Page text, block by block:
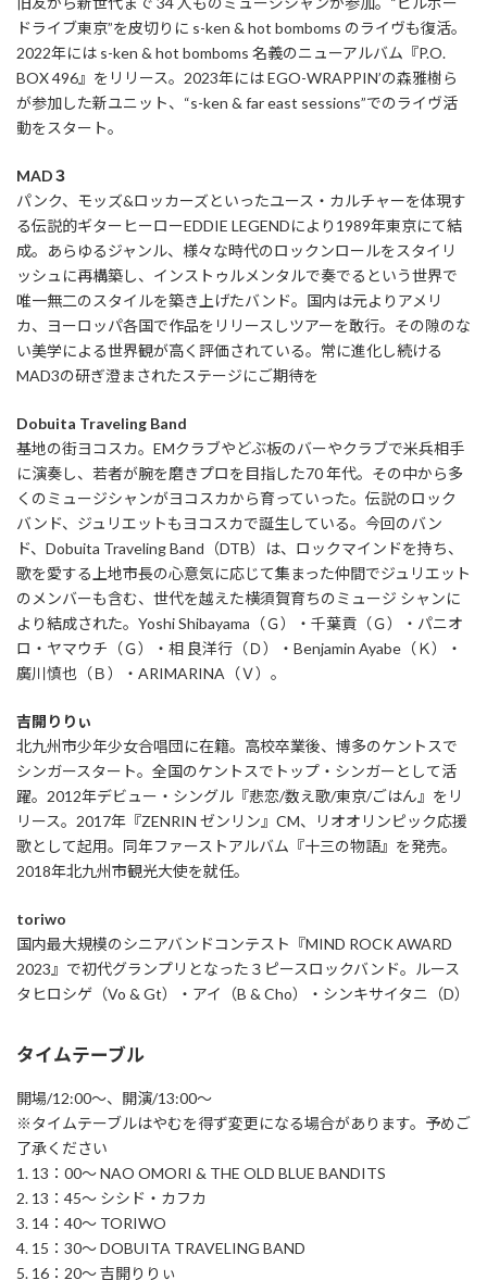
ドライブ東京”を皮切りに s-ken & hot bomboms のライヴも復活。
2022年には s-ken & hot bomboms 名義のニューアルバム『P.O.
BOX 496』をリリース。2023年には EGO-WRAPPIN’の森雅樹ら
が参加した新ユニット、“s-ken & far east sessions”でのライヴ活
動をスタート。
MAD３
パンク、モッズ&ロッカーズといったユース・カルチャーを体現す
る伝説的ギターヒーローEDDIE LEGENDにより1989年東京にて結
成。あらゆるジャンル、様々な時代のロックンロールをスタイリ
ッシュに再構築し、インストゥルメンタルで奏でるという世界で
唯一無二のスタイルを築き上げたバンド。国内は元よりアメリ
カ、ヨーロッパ各国で作品をリリースしツアーを敢行。その隙のな
い美学による世界観が高く評価されている。常に進化し続ける
MAD3の研ぎ澄まされたステージにご期待を
Dobuita Traveling Band
基地の街ヨコスカ。EMクラブやどぶ板のバーやクラブで米兵相手
に演奏し、若者が腕を磨きプロを目指した70 年代。その中から多
くのミュージシャンがヨコスカから育っていった。伝説のロック
バンド、ジュリエットもヨコスカで誕生している。今回のバン
ド、Dobuita Traveling Band（DTB）は、ロックマインドを持ち、
歌を愛する上地市長の心意気に応じて集まった仲間でジュリエット
のメンバーも含む、世代を越えた横須賀育ちのミュージ シャンに
より結成された。Yoshi Shibayama（Ｇ）・千葉貢（Ｇ）・パニオ
ロ・ヤマウチ（Ｇ）・相 良洋行（Ｄ）・Benjamin Ayabe（Ｋ）・
廣川慎也（Ｂ）・ARIMARINA（Ｖ）。
吉開りりぃ
北九州市少年少女合唱団に在籍。高校卒業後、博多のケントスで
シンガースタート。全国のケントスでトップ・シンガーとして活
躍。2012年デビュー・シングル『悲恋/数え歌/東京/ごはん』をリ
リース。2017年『ZENRIN ゼンリン』CM、リオオリンピック応援
歌として起用。同年ファーストアルバム『十三の物語』を発売。
2018年北九州市観光大使を就任。
toriwo
国内最大規模のシニアバンドコンテスト『MIND ROCK AWARD
2023』で初代グランプリとなった３ピースロックバンド。ルース
タヒロシゲ（Vo & Gt）・アイ（B & Cho）・シンキサイタニ（D）
タイムテーブル
開場/12:00～、開演/13:00～
※タイムテーブルはやむを得ず変更になる場合があります。予めご
了承ください
1. 13：00～ NAO OMORI & THE OLD BLUE BANDITS
2. 13：45～ シシド・カフカ
3. 14：40～ TORIWO
4. 15：30～ DOBUITA TRAVELING BAND
5. 16：20～ 吉開りりぃ